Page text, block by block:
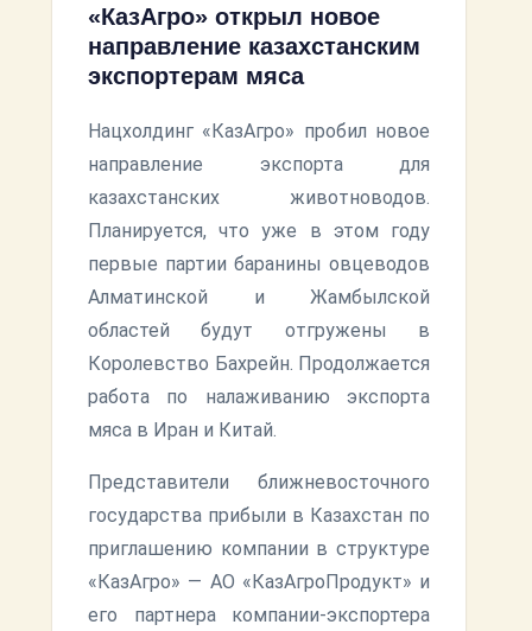
«КазАгро» открыл новое
направление казахстанским
экспортерам мяса
Нацхолдинг «КазАгро» пробил новое
направление экспорта для
казахстанских животноводов.
Планируется, что уже в этом году
первые партии баранины овцеводов
Алматинской и Жамбылской
областей будут отгружены в
Королевство Бахрейн. Продолжается
работа по налаживанию экспорта
мяса в Иран и Китай.
Представители ближневосточного
государства прибыли в Казахстан по
приглашению компании в структуре
«КазАгро» — АО «КазАгроПродукт» и
его партнера компании-экспортера